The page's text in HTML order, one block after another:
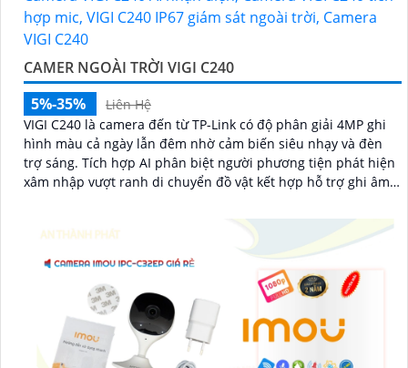
CAMER NGOÀI TRỜI VIGI C240
5%-35%
Liên Hệ
VIGI C240 là camera đến từ TP-Link có độ phân giải 4MP ghi
hình màu cả ngày lẫn đêm nhờ cảm biến siêu nhạy và đèn
trợ sáng. Tích hợp AI phân biệt người phương tiện phát hiện
xâm nhập vượt ranh di chuyển đồ vật kết hợp hỗ trợ ghi âm,